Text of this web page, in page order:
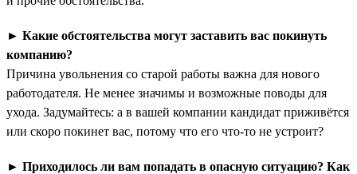
► Какие обстоятельства могут заставить вас покинуть
компанию?
Причина увольнения со старой работы важна для нового
работодателя. Не менее значимы и возможные поводы для
ухода. Задумайтесь: а в вашей компании кандидат приживётся
или скоро покинет вас, потому что его что-то не устроит?
► Приходилось ли вам попадать в опасную ситуацию? Как